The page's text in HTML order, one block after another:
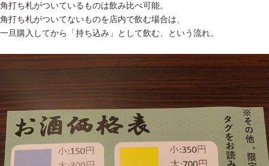
角打ち札がついているものは飲み比べ可能。
角打ち札がついてないものを店内で飲む場合は、
一旦購入してから「持ち込み」として飲む、という流れ。